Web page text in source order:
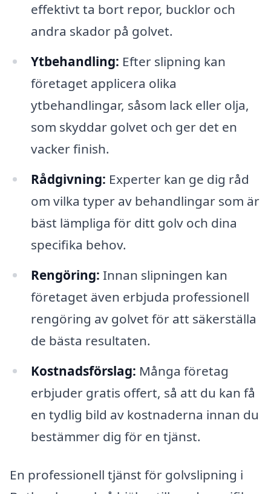
effektivt ta bort repor, bucklor och
andra skador på golvet.
Ytbehandling: Efter slipning kan
företaget applicera olika
ytbehandlingar, såsom lack eller olja,
som skyddar golvet och ger det en
vacker finish.
Rådgivning: Experter kan ge dig råd
om vilka typer av behandlingar som är
bäst lämpliga för ditt golv och dina
specifika behov.
Rengöring: Innan slipningen kan
företaget även erbjuda professionell
rengöring av golvet för att säkerställa
de bästa resultaten.
Kostnadsförslag: Många företag
erbjuder gratis offert, så att du kan få
en tydlig bild av kostnaderna innan du
bestämmer dig för en tjänst.
En professionell tjänst för golvslipning i